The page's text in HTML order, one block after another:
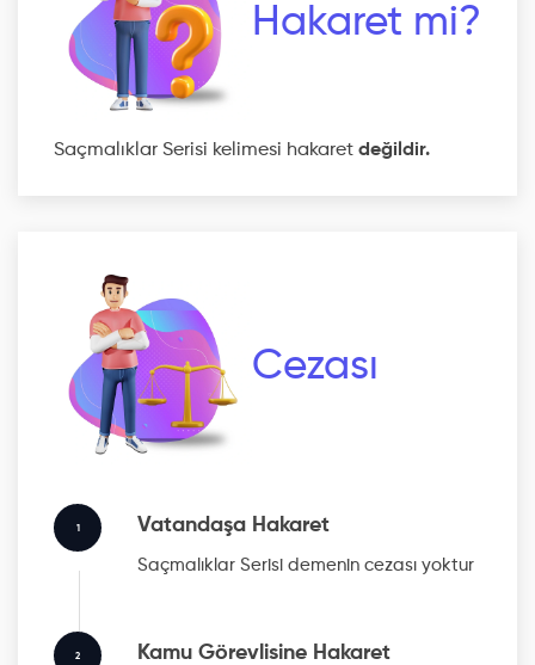
Hakaret mi?
Saçmalıklar Serisi kelimesi hakaret değildir.
Cezası
1 Vatandaşa Hakaret
Saçmalıklar Serisi demenin cezası yoktur
2 Kamu Görevlisine Hakaret